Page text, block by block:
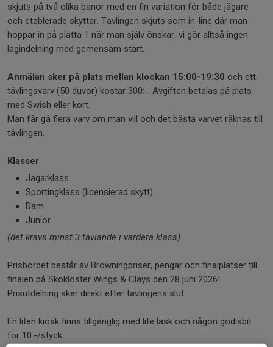
skjuts på två olika banor med en fin variation för både jägare
och etablerade skyttar. Tävlingen skjuts som in-line där man
hoppar in på platta 1 när man själv önskar, vi gör alltså ingen
lagindelning med gemensam start.
Anmälan sker på plats mellan klockan 15:00-19:30 och ett
tävlingsvarv (50 duvor) kostar 300:-. Avgiften betalas på plats
med Swish eller kort.
Man får gå flera varv om man vill och det bästa varvet räknas till
tävlingen.
Klasser
Jägarklass
Sportingklass (licensierad skytt)
Dam
Junior
(det krävs minst 3 tävlande i vardera klass)
Prisbordet består av Browningpriser, pengar och finalplatser till
finalen på Skokloster Wings & Clays den 28 juni 2026!
Prisutdelning sker direkt efter tävlingens slut.
En liten kiosk finns tillgänglig med lite läsk och någon godisbit
för 10:-/styck.